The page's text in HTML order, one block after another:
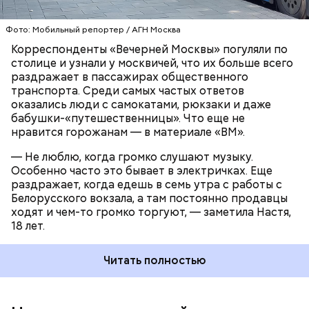
Фото: Мобильный репортер / АГН Москва
Корреспонденты «Вечерней Москвы» погуляли по
столице и узнали у москвичей, что их больше всего
раздражает в пассажирах общественного
транспорта. Среди самых частых ответов
оказались люди с самокатами, рюкзаки и даже
бабушки-«путешественницы». Что еще не
нравится горожанам — в материале «ВМ».
— Не люблю, когда громко слушают музыку.
Особенно часто это бывает в электричках. Еще
раздражает, когда едешь в семь утра с работы с
Белорусского вокзала, а там постоянно продавцы
ходят и чем-то громко торгуют, — заметила Настя,
18 лет.
Читать полностью
ТРАНСПОРТ ПАССАЖИРЫ МОСКВА
До этого государственная инспекция по контролю
Москвыдобилась демонтажа незаконной
пристройки к трансформаторной подстанции в
Лосиноостровском районе